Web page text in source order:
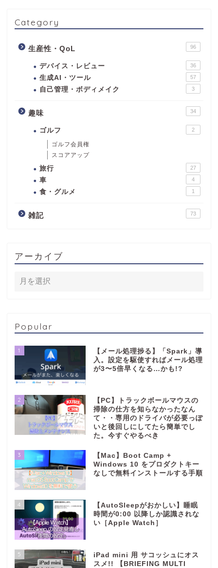
Category
生産性・QoL 96
デバイス・レビュー 36
生成AI・ツール 57
自己管理・ボディメイク 3
趣味 34
ゴルフ 2
ゴルフ会員権
スコアアップ
旅行 27
車 4
食・グルメ 1
雑記 73
アーカイブ
Popular
1
【メール処理捗る】「Spark」導
入。設定を駆使すればメール処理
が3〜5倍早くなる…かも!?
2
【PC】トラックボールマウスの
掃除の仕方を知らなかったなん
て・・専用のドライバが必要っぽ
いと後回しにしてたら簡単でし
た。今すぐやるべき
3
【Mac】Boot Camp +
Windows 10 をプロダクトキー
なしで無料インストールする手順
4
【AutoSleepがおかしい】睡眠
時間が0:00 以降しか認識されな
い［Apple Watch］
5
iPad mini 用 サコッシュにオス
スメ!! 【BRIEFING MULTI